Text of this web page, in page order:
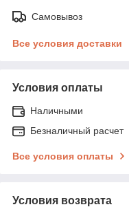
Самовывоз
Все условия доставки
Условия оплаты
Наличными
Безналичный расчет
Все условия оплаты
Условия возврата